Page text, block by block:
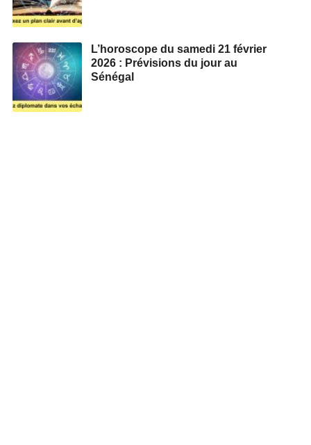
L’horoscope du samedi 21 février
2026 : Prévisions du jour au
Sénégal